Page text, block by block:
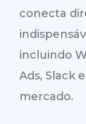
conecta
incluindo
Ads, Slack
mercado.